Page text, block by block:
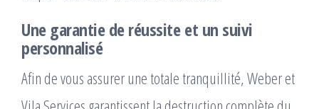
Une garantie de réussite et un suivi
personnalisé
Afin de vous assurer une totale tranquillité, Weber et